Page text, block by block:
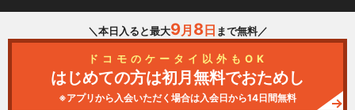
＼本日入ると最大9月 8日 まで無料／
ドコモのケータイ以外もOK
はじめての方は初月無料でおためし
※アプリから入会いただく場合は入会日から14日間無料